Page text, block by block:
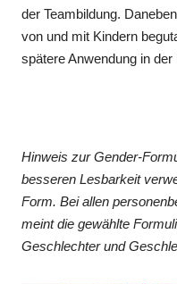
der Teambildung.
von und mit Kindern
spätere Anwendung in
Hinweis zur Gender-
besseren Lesbarkeit
Form. Bei allen
meint die gewählte
Geschlechter und